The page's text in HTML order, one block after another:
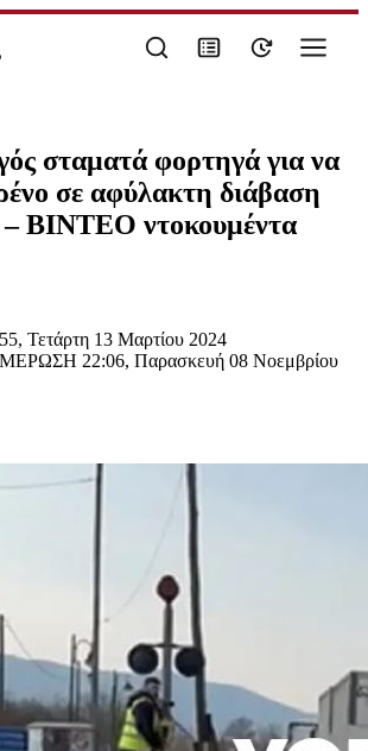
σταματά φορτηγά για να
σε αφύλακτη διάβαση
– ΒΙΝΤΕΟ ντοκουμέντα
Τετάρτη 13 Μαρτίου 2024
22:06, Παρασκευή 08 Νοεμβρίου